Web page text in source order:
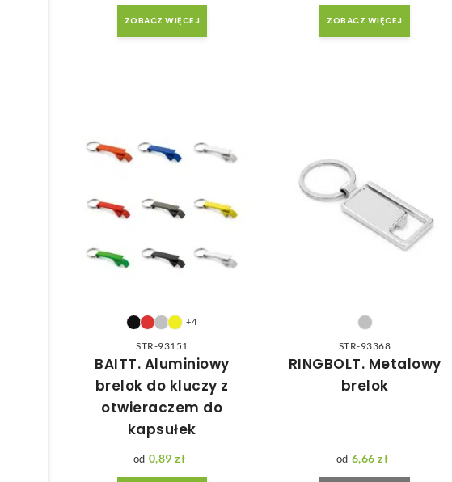
ZOBACZ WIĘCEJ ZOBACZ WIĘCEJ
+4
STR-93151
BAITT. Aluminiowy
brelok do kluczy z
otwieraczem do
kapsułek
0,89zł
STR-93368
RINGBOLT. Metalowy
brelok
6,66zł